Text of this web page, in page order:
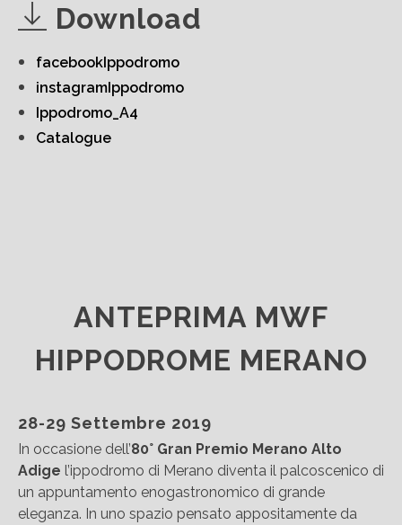
Download
facebookIppodromo
instagramIppodromo
Ippodromo_A4
Catalogue
ANTEPRIMA MWF
HIPPODROME MERANO
28-29 Settembre 2019
In occasione dell’80° Gran Premio Merano Alto
Adige l’ippodromo di Merano diventa il palcoscenico di
un appuntamento enogastronomico di grande
eleganza. In uno spazio pensato appositamente da